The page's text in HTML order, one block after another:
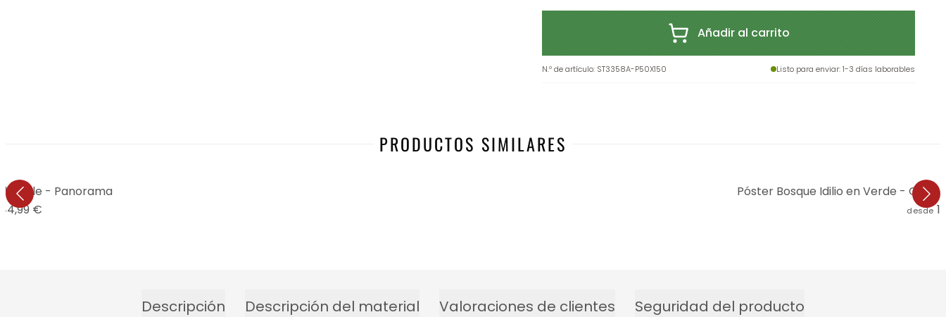
Añadir al carrito
N.º de artículo: ST3358A-P50X150 Listo para enviar: 1-3 días laborables
PRODUCTOS SIMILARES
Belle - Panorama
€
Póster Bosque Idilio en Verde -
desde
Descripción Descripción del material Valoraciones de clientes Seguridad del producto